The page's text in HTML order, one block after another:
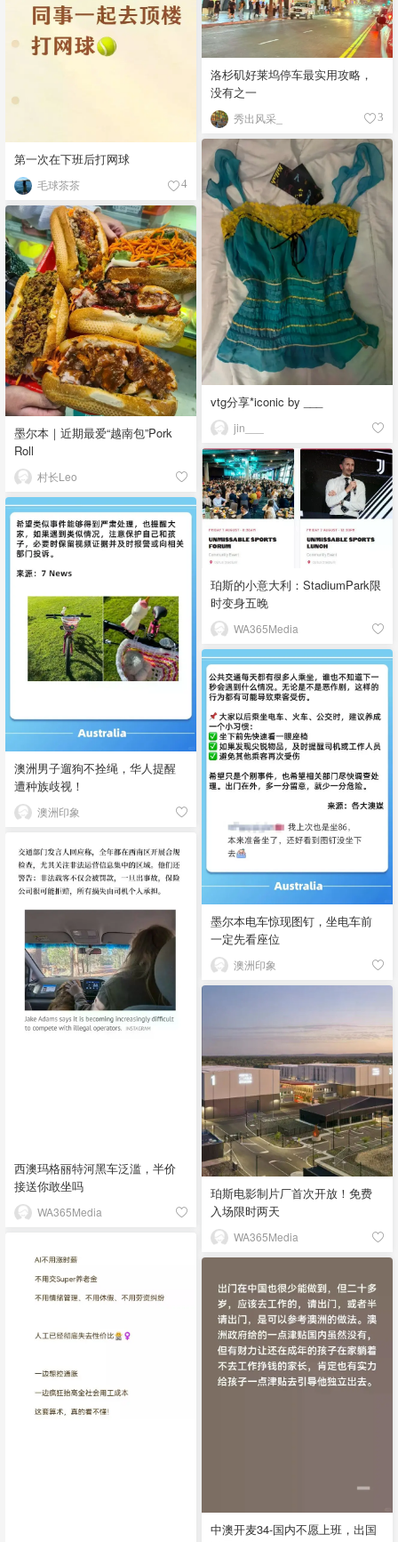
洛杉矶好莱坞停车最实用攻略，
没有之一
秀出风采_ 3
第一次在下班后打网球
毛球茶茶 4
vtg分享*iconic by ___
jin___
墨尔本｜近期最爱“越南包”Pork
Roll
村长Leo
珀斯的小意大利：StadiumPark限
时变身五晚
WA365Media
澳洲男子遛狗不拴绳，华人提醒
遭种族歧视！
澳洲印象
墨尔本电车惊现图钉，坐电车前
一定先看座位
澳洲印象
西澳玛格丽特河黑车泛滥，半价
接送你敢坐吗
WA365Media
珀斯电影制片厂首次开放！免费
入场限时两天
WA365Media
中澳开麦34-国内不愿上班，出国